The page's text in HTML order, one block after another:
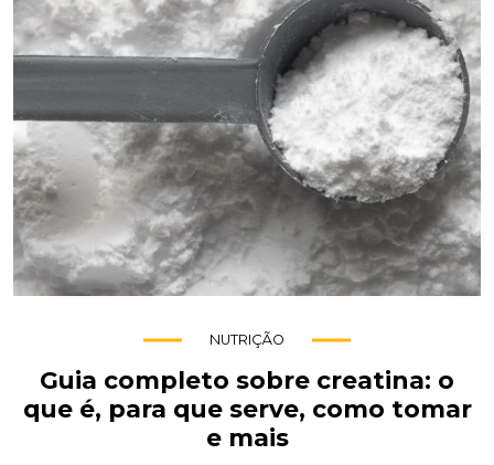
NUTRIÇÃO
Guia completo sobre creatina: o
que é, para que serve, como tomar
e mais